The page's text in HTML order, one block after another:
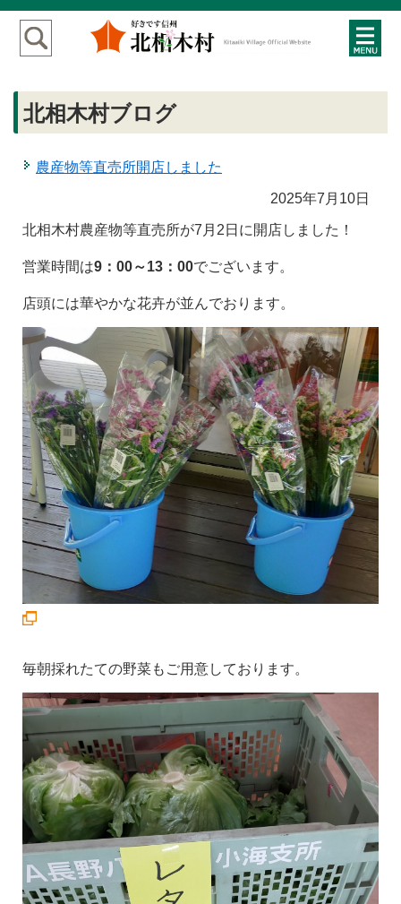
北相木村ブログ
農産物等直売所開店しました
2025年7月10日
北相木村農産物等直売所が7月2日に開店しました！
営業時間は9：00～13：00でございます。
店頭には華やかな花卉が並んでおります。
毎朝採れたての野菜もご用意しております。